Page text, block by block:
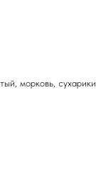
морковь, сухарики